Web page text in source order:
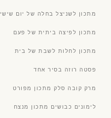
מתכון לשניצל בחלה של יום שישי
מתכון לפיצה ביתית של פעם
מתכון לחלות לשבת של בית
פסטה רוזה בסיר אחד
מרק קובה סלק מתכון מפורט
לימונים כבושים מתכון מנצח